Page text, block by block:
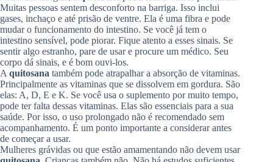
Muitas pessoas sentem desconforto na barriga. Isso inclui
gases, inchaço e até prisão de ventre. Ela é uma fibra e pode
mudar o funcionamento do intestino. Se você já tem o
intestino sensível, pode piorar. Fique atento a esses sinais. Se
sentir algo estranho, pare de usar e procure um médico. Seu
corpo dá sinais, e é bom ouvi-los.
A quitosana também pode atrapalhar a absorção de vitaminas.
Principalmente as vitaminas que se dissolvem em gordura. São
elas: A, D, E e K. Se você usa o suplemento por muito tempo,
pode ter falta dessas vitaminas. Elas são essenciais para a sua
saúde. Por isso, o uso prolongado não é recomendado sem
acompanhamento. É um ponto importante a considerar antes
de começar a usar.
Mulheres grávidas ou que estão amamentando não devem usar